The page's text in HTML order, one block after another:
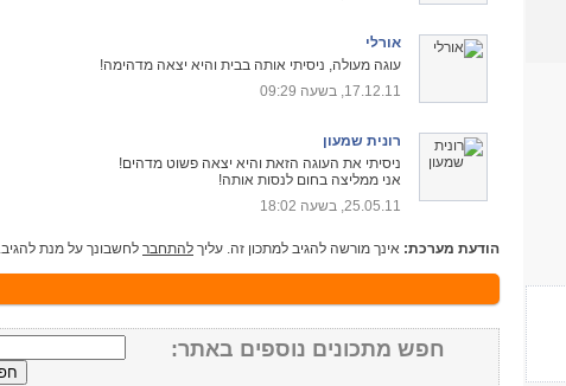
אורלי
עוגה מעולה, ניסיתי אותה בבית והיא יצאה מדהימה!
17.12.11, בשעה 09:29
רונית שמעון
ניסיתי את העוגה הזאת והיא יצאה פשוט מדהים!
אני ממליצה בחום לנסות אותה!
25.05.11, בשעה 18:02
הודעת מערכת: אינך מורשה להגיב למתכון זה. עליך להתחבר לחשבונך על מנת להגיב.
חפש מתכונים נוספים באתר: